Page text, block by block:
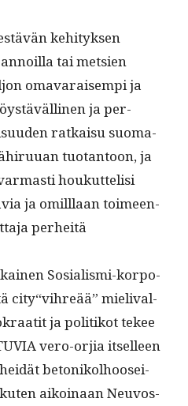
kehi­tyk­sen
tai met­sien
omavaraisem­pi ja
ja per­
ratkaisu suo­ma­
tuotan­toon, ja
houkut­telisi
ja omil­l­laan toimeen­
perheitä
Sosial­is­mi-kor­po­
city“vihreää” mieli­v­al­
ja poli­tikot tekee
vero-orjia itselleen
betonikol­hoo­sei­
aikoinaan Neu­vos­